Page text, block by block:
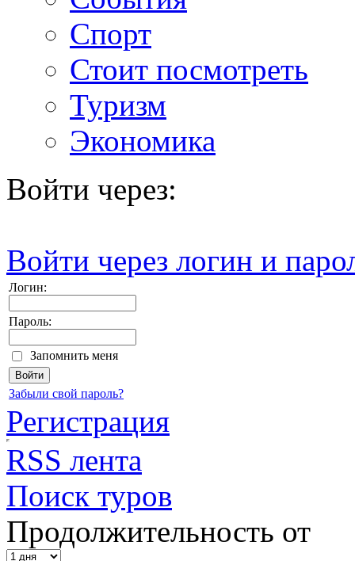
Спорт
Стоит посмотреть
Туризм
Экономика
Войти через:
Войти через логин и
Логин:
Пароль:
Запомнить меня
Забыли свой пароль?
Регистрация
RSS лента
Поиск туров
Продолжительность от